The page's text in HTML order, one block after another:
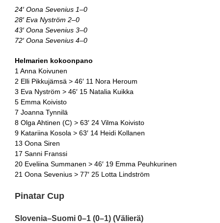
24′ Oona Sevenius 1–0
28′ Eva Nyström 2–0
43′ Oona Sevenius 3–0
72′ Oona Sevenius 4–0
Helmarien kokoonpano
1 Anna Koivunen
2 Elli Pikkujämsä > 46′ 11 Nora Heroum
3 Eva Nyström > 46′ 15 Natalia Kuikka
5 Emma Koivisto
7 Joanna Tynnilä
8 Olga Ahtinen (C) > 63′ 24 Vilma Koivisto
9 Katariina Kosola > 63′ 14 Heidi Kollanen
13 Oona Siren
17 Sanni Franssi
20 Eveliina Summanen > 46′ 19 Emma Peuhkurinen
21 Oona Sevenius > 77′ 25 Lotta Lindström
Pinatar Cup
Slovenia–Suomi 0–1 (0–1) (Välierä)